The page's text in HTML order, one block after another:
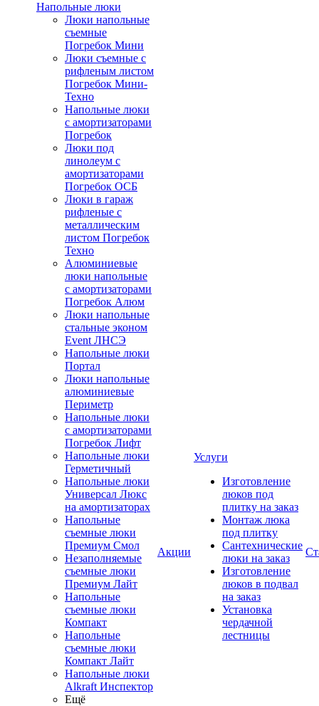
Напольные люки
Люки напольные
съемные
Погребок Мини
Люки съемные с
рифленым листом
Погребок Мини-
Техно
Напольные люки
с амортизаторами
Погребок
Люки под
линолеум с
амортизаторами
Погребок ОСБ
Люки в гараж
рифленые с
металлическим
листом Погребок
Техно
Алюминиевые
люки напольные
с амортизаторами
Погребок Алюм
Люки напольные
стальные эконом
Event ЛНСЭ
Напольные люки
Портал
Люки напольные
алюминиевые
Периметр
Напольные люки
с амортизаторами
Погребок Лифт
Напольные люки
Герметичный
Напольные люки
Универсал Люкс
на амортизаторах
Напольные
съемные люки
Премиум Смол
Незаполняемые
съемные люки
Премиум Лайт
Напольные
съемные люки
Компакт
Напольные
съемные люки
Компакт Лайт
Напольные люки
Alkraft Инспектор
Ещё
Акции
Услуги
Изготовление
люков под
плитку на заказ
Монтаж люка
под плитку
Сантехнические
люки на заказ
Изготовление
люков в подвал
на заказ
Установка
чердачной
лестницы